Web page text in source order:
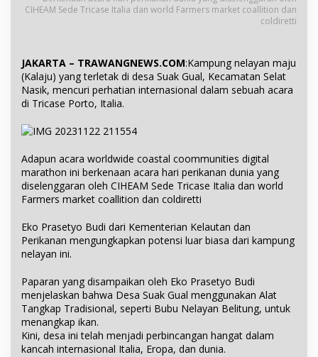
CIHEAM Sede Tricase Italia dan world Farmers market coallition dan
coldiretti
JAKARTA – TRAWANGNEWS.COM:Kampung nelayan maju
(Kalaju) yang terletak di desa Suak Gual, Kecamatan Selat
Nasik, mencuri perhatian internasional dalam sebuah acara
di Tricase Porto, Italia.
Adapun acara worldwide coastal coommunities digital
marathon ini berkenaan acara hari perikanan dunia yang
diselenggaran oleh CIHEAM Sede Tricase Italia dan world
Farmers market coallition dan coldiretti
Eko Prasetyo Budi dari Kementerian Kelautan dan
Perikanan mengungkapkan potensi luar biasa dari kampung
nelayan ini.
Paparan yang disampaikan oleh Eko Prasetyo Budi
menjelaskan bahwa Desa Suak Gual menggunakan Alat
Tangkap Tradisional, seperti Bubu Nelayan Belitung, untuk
menangkap ikan.
Kini, desa ini telah menjadi perbincangan hangat dalam
kancah internasional Italia, Eropa, dan dunia.